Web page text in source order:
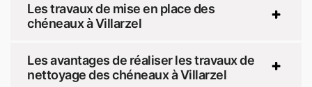
Les travaux de mise en place des
chéneaux à Villarzel
Les avantages de réaliser les travaux de
nettoyage des chéneaux à Villarzel